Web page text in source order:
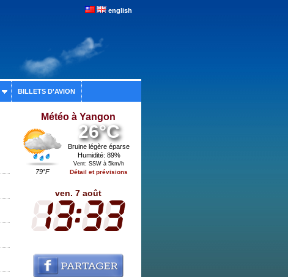
english
BILLETS D'AVION
Météo à Yangon
79°F
26°C
Bruine légère éparse
Humidité: 89%
Vent: SSW à 5km/h
Détail et prévisions
ven. 7 août